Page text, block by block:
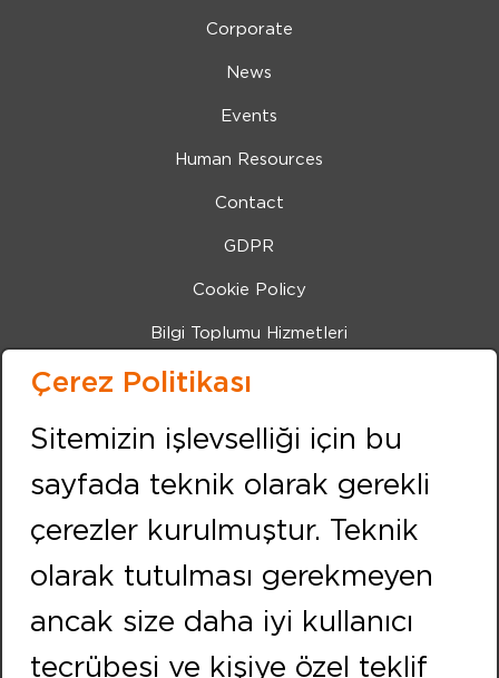
Çerez Politikası
Sitemizin işlevselliği için bu
sayfada teknik olarak gerekli
çerezler kurulmuştur. Teknik
olarak tutulması gerekmeyen
ancak size daha iyi kullanıcı
tecrübesi ve kişiye özel teklif
Corporate
News
Events
Human Resources
Contact
GDPR
Cookie Policy
Bilgi Toplumu Hizmetleri
IZMIR (Center Office)
Kemalpasa Road 7405 Street No:8 Pınarbası IZMIR
Phone: +90 232 479 10 10
Fax: +90 232 479 91 91
FOLLOW US
ISTANBUL